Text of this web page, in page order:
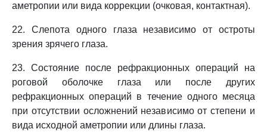
аметропии или вида коррекции (очковая, контактная).
22. Слепота одного глаза независимо от остроты
зрения зрячего глаза.
23. Состояние после рефракционных операций на
роговой оболочке глаза или после других
рефракционных операций в течение одного месяца
при отсутствии осложнений независимо от степени и
вида исходной аметропии или длины глаза.